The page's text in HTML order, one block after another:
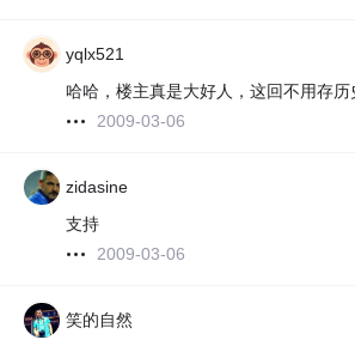
yqlx521
哈哈，楼主真是大好人，这回不用存历
2009-03-06
zidasine
支持
2009-03-06
笑的自然